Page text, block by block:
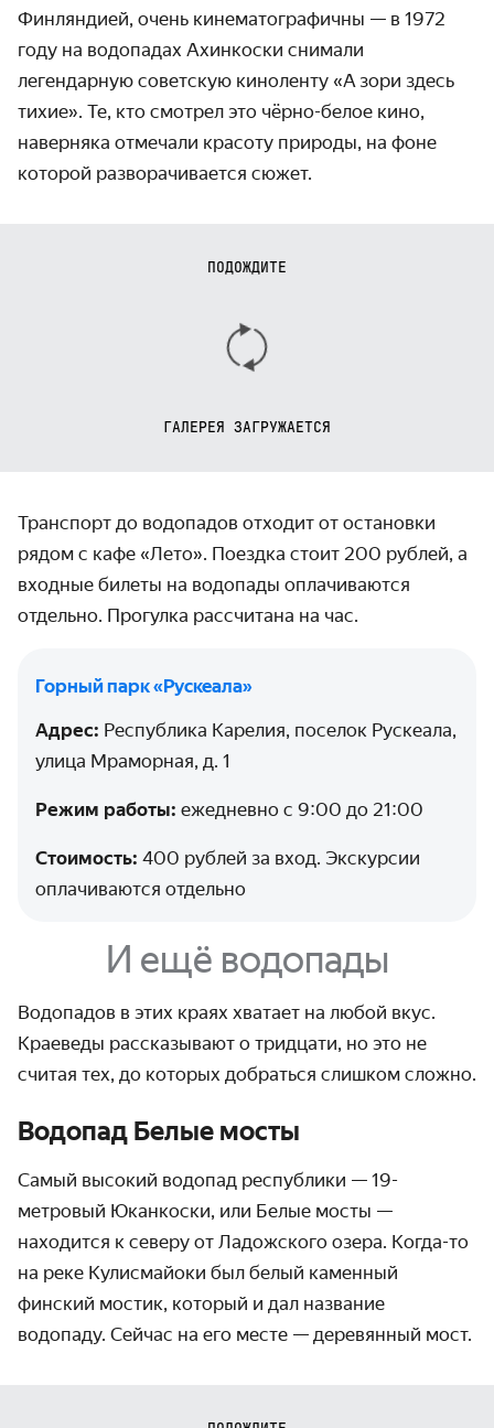
Финляндией, очень кинемато­графичны — в 1972
году на водопадах Ахинкоски снимали
легендарную советскую кино­ленту «‎А зори здесь
тихие»‎. Те, кто смотрел это чёрно-белое кино,
наверняка отмечали красоту природы, на фоне
которой разворачи­вается сюжет.
ПОДОЖДИТЕ
ГАЛЕРЕЯ ЗАГРУЖАЕТСЯ
Транспорт до водопадов отходит от остановки
рядом с кафе «Лето»‎. Поездка стоит 200 рублей, а
входные билеты на водопады оплачиваются
отдельно. Прогулка рассчитана на час.
Горный парк «‎Рускеала»‎
Адрес: Республика Карелия, поселок Рускеала,
улица Мраморная, д. 1
Режим работы: ежедневно с 9:00 до 21:00
Стоимость: 400 рублей за вход. Экскурсии
оплачиваются отдельно
И ещё водопады
Водопадов в этих краях хватает на любой вкус.
Краеведы рассказывают о тридцати, но это не
считая тех, до которых добраться слишком сложно.
Водопад Белые мосты
Самый высокий водопад республики — 19-
метровый Юканкоски, или Белые мосты‎ —
находится к северу от Ладожского озера. Когда-то
на реке Кулис­майоки был белый каменный
финский мостик, который и дал название
водопаду. Сейчас на его месте — деревянный мост.